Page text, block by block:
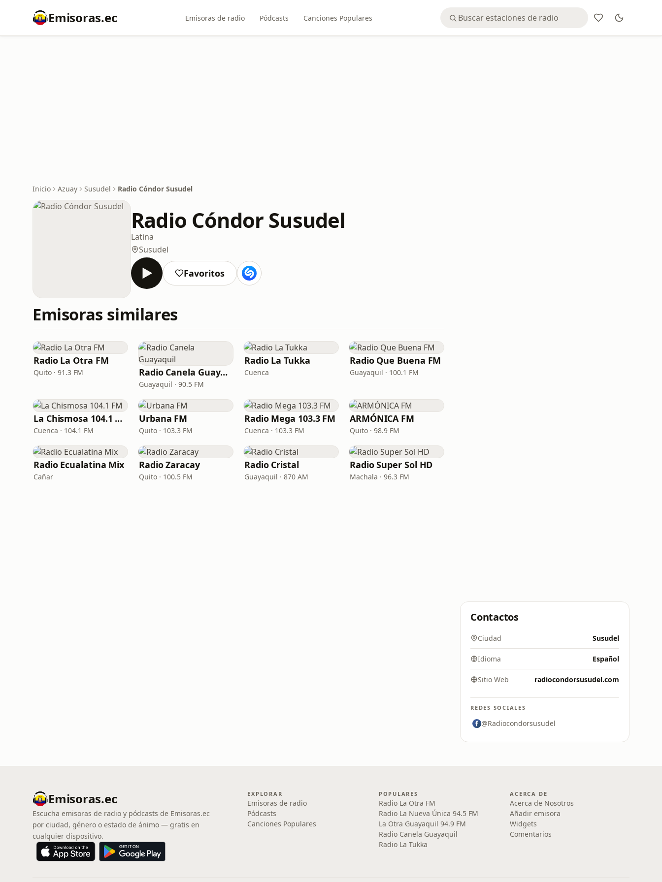
Emisoras.ec Emisoras de radio Pódcasts Canciones Populares
Inicio Azuay Susudel Radio Cóndor Susudel
Radio Cóndor Susudel
Latina
Susudel
Favoritos
Emisoras similares
Radio La Otra FM
Quito · 91.3 FM Radio Canela Guayaquil
Guayaquil · 90.5 FM
Radio La Tukka
Cuenca
Radio Que Buena FM
Guayaquil · 100.1 FM
La Chismosa 104.1 FM
Cuenca · 104.1 FM
Urbana FM
Quito · 103.3 FM
Radio Mega 103.3 FM
Cuenca · 103.3 FM
ARMÓNICA FM
Quito · 98.9 FM
Radio Ecualatina Mix
Cañar
Radio Zaracay
Quito · 100.5 FM
Radio Cristal
Guayaquil · 870 AM
Radio Super Sol HD
Machala · 96.3 FM
Contactos
Ciudad Susudel
Idioma Español
Sitio Web radiocondorsusudel.com
REDES SOCIALES
@Radiocondorsusudel
Emisoras.ec
Escucha emisoras de radio y pódcasts de Emisoras.ec
por ciudad, género o estado de ánimo — gratis en
cualquier dispositivo.
EXPLORAR
Emisoras de radio
Pódcasts
Canciones Populares
POPULARES
Radio La Otra FM
Radio La Nueva Única 94.5 FM
La Otra Guayaquil 94.9 FM
Radio Canela Guayaquil
Radio La Tukka
ACERCA DE
Acerca de Nosotros
Añadir emisora
Widgets
Comentarios